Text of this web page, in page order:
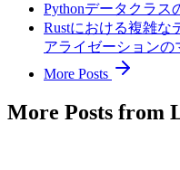
Pythonデータクラス
Rustにおける複雑な
アライゼーションの
More Posts
More Posts from